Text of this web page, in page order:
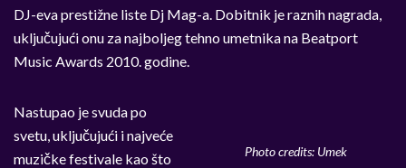
DJ-eva prestižne liste Dj Mag-a. Dobitnik je raznih nagrada,
uključujući onu za najboljeg tehno umetnika na Beatport
Music Awards 2010. godine.
Photo credits: Umek
Nastupao je svuda po
svetu, uključujući i najveće
muzičke festivale kao što